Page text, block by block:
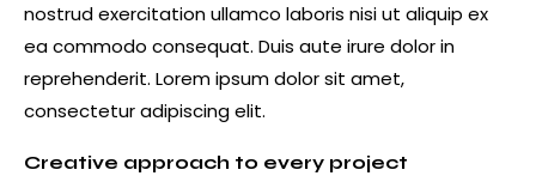
nostrud exercitation ullamco laboris nisi ut aliquip ex
ea commodo consequat. Duis aute irure dolor in
reprehenderit. Lorem ipsum dolor sit amet,
consectetur adipiscing elit.
Creative approach to every project